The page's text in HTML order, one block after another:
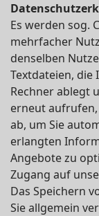
Es werden sog.
mehrfacher
denselben
Textdateien,
Rechner ablegt
erneut
ab, um Sie
erlangten
Angebote zu
Zugang auf
Das Speichern
Sie allgemein